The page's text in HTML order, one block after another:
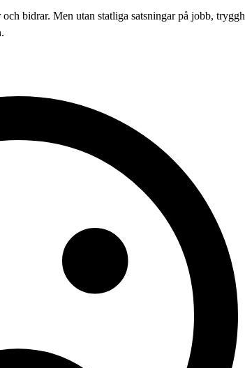
bidrar. Men utan statliga satsningar på jobb,